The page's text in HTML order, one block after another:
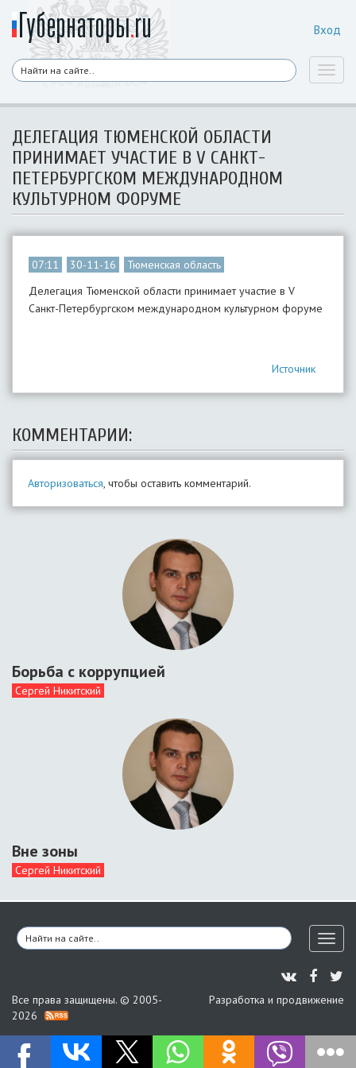
Вход
ДЕЛЕГАЦИЯ ТЮМЕНСКОЙ ОБЛАСТИ
ПРИНИМАЕТ УЧАСТИЕ В V САНКТ-
ПЕТЕРБУРГСКОМ МЕЖДУНАРОДНОМ
КУЛЬТУРНОМ ФОРУМЕ
07:11 30-11-16
Тюменская область
Делегация Тюменской области принимает участие в V
Санкт-Петербургском международном культурном форуме
Источник
КОММЕНТАРИИ:
Авторизоваться, чтобы оставить комментарий.
Борьба с коррупцией
Сергей Никитский
Вне зоны
Сергей Никитский
Все права защищены. © 2005-
2026
Разработка и продвижение